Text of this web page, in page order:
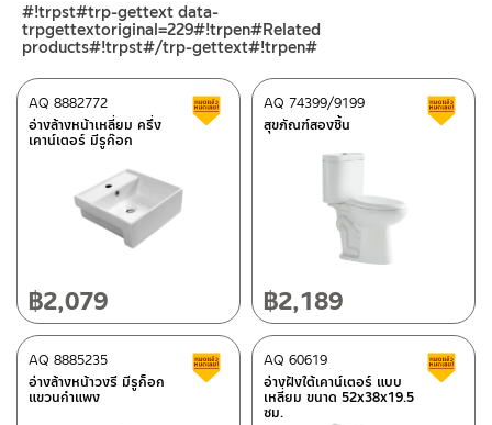
ศูนย์บริการและอะไหล่ กรุงเทพฯ
662/61-62 ถนน พระราม3 แขวงบางโพงพาง เขตยานนาวา กรุงเทพฯ
โทร: 02-358-0080 / 080-075-8668 / 091-545-0556
ศูนย์บริการและอะไหล่
118/33 โครงการอรสิริน ม.8 ต.สันปูเลย อ.ดอยสะเก็ด เชียงใหม่
50220
โทร: 080-075-2626
– Shopee
–Lazada
ติดต่อพนักงานขาย / Contact Sales Staff
โทร: 02-285-5795
LINE:@charnpaiboon.sales
ติดต่อ ชาญไพบูลย์ / Contact Us คลิกที่นี่
#!trpst#trp-gettext data-
trpgettextoriginal=229#!trpen#Related
products#!trpst#/trp-gettext#!trpen#
อ่างล้างหน้าเหลี่ยม ครึ่ง
เคาน์เตอร์ มีรูก๊อก
AQ 8882772 สินค้าลดราคา เคลียร์สต็อก
฿2,079
สุขภัณฑ์สองชิ้น
AQ 74399/9199
฿2,189
อ่างล้างหน้าวงรี มีรูก็อก
แขวนกำแพง
AQ 8885235 สินค้าลดราคา เคลียร์สต็อก
อ่างฝังใต้เคาน์เตอร์ แบบ
เหลี่ยม ขนาด 52x38x19.5
ซม.
AQ 60619